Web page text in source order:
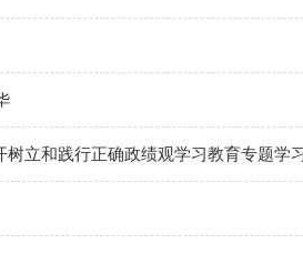
立和践行正确政绩观学习教育专题学